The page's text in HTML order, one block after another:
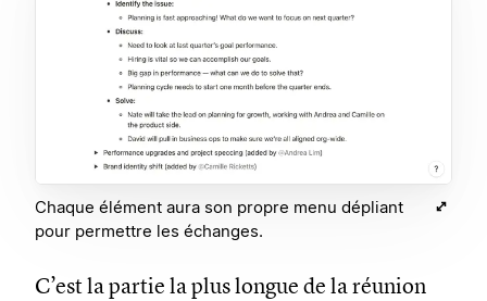
Chaque élément aura son propre menu dépliant
pour permettre les échanges.
C’est la partie la plus longue de la réunion